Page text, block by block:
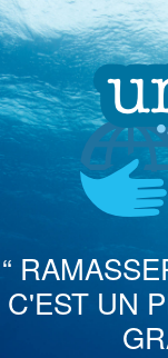
Skip
to
content
“
C'EST UN